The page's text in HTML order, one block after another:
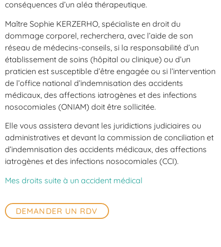
conséquences d’un aléa thérapeutique.
Maître Sophie KERZERHO, spécialiste en droit du
dommage corporel, recherchera, avec l’aide de son
réseau de médecins-conseils, si la responsabilité d’un
établissement de soins (hôpital ou clinique) ou d’un
praticien est susceptible d’être engagée ou si l’intervention
de l’office national d’indemnisation des accidents
médicaux, des affections iatrogènes et des infections
nosocomiales (ONIAM) doit être sollicitée.
Elle vous assistera devant les juridictions judiciaires ou
administratives et devant la commission de conciliation et
d’indemnisation des accidents médicaux, des affections
iatrogènes et des infections nosocomiales (CCI).
Mes droits suite à un accident médical
DEMANDER UN RDV